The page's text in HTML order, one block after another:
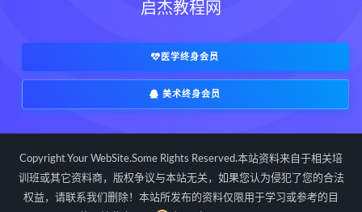
启杰教程网
医学终身会员
美术终身会员
Copyright Your WebSite.Some Rights Reserved.本站资料来自于相关培
训班或其它资料商，版权争议与本站无关，如果您认为侵犯了您的合法
权益，请联系我们删除！本站所发布的资料仅限用于学习或参考的目